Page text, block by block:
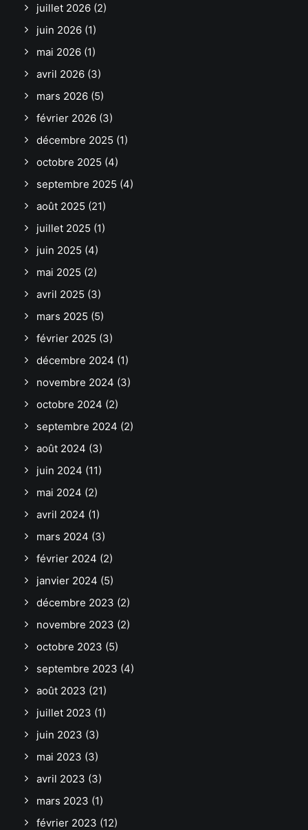
juillet 2026 (2)
juin 2026 (1)
mai 2026 (1)
avril 2026 (3)
mars 2026 (5)
février 2026 (3)
décembre 2025 (1)
octobre 2025 (4)
septembre 2025 (4)
août 2025 (21)
juillet 2025 (1)
juin 2025 (4)
mai 2025 (2)
avril 2025 (3)
mars 2025 (5)
février 2025 (3)
décembre 2024 (1)
novembre 2024 (3)
octobre 2024 (2)
septembre 2024 (2)
août 2024 (3)
juin 2024 (11)
mai 2024 (2)
avril 2024 (1)
mars 2024 (3)
février 2024 (2)
janvier 2024 (5)
décembre 2023 (2)
novembre 2023 (2)
octobre 2023 (5)
septembre 2023 (4)
août 2023 (21)
juillet 2023 (1)
juin 2023 (3)
mai 2023 (3)
avril 2023 (3)
mars 2023 (1)
février 2023 (12)